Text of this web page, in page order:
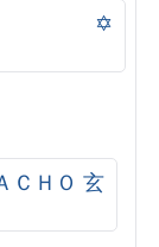
ＣＨＯ ㅤ玄